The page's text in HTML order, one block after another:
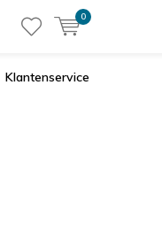
0
Klantenservice